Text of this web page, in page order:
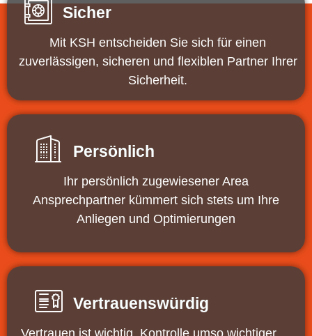
Sicher
Mit KSH entscheiden Sie sich für einen
zuverlässigen, sicheren und flexiblen Partner Ihrer
Sicherheit.
Persönlich
Ihr persönlich zugewiesener Area
Ansprechpartner kümmert sich stets um Ihre
Anliegen und Optimierungen
Vertrauenswürdig